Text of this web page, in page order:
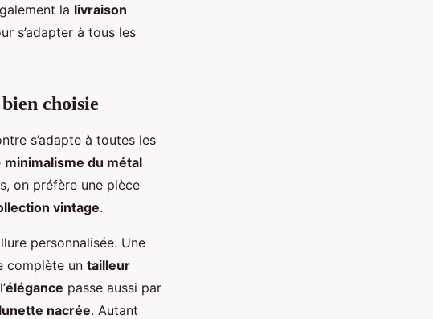
la livraison
s’adapter à tous les
choisie
s’adapte à toutes les
minimalisme du métal
on préfère une pièce
vintage.
personnalisée. Une
complète un tailleur
élégance passe aussi par
lunette nacrée. Autant